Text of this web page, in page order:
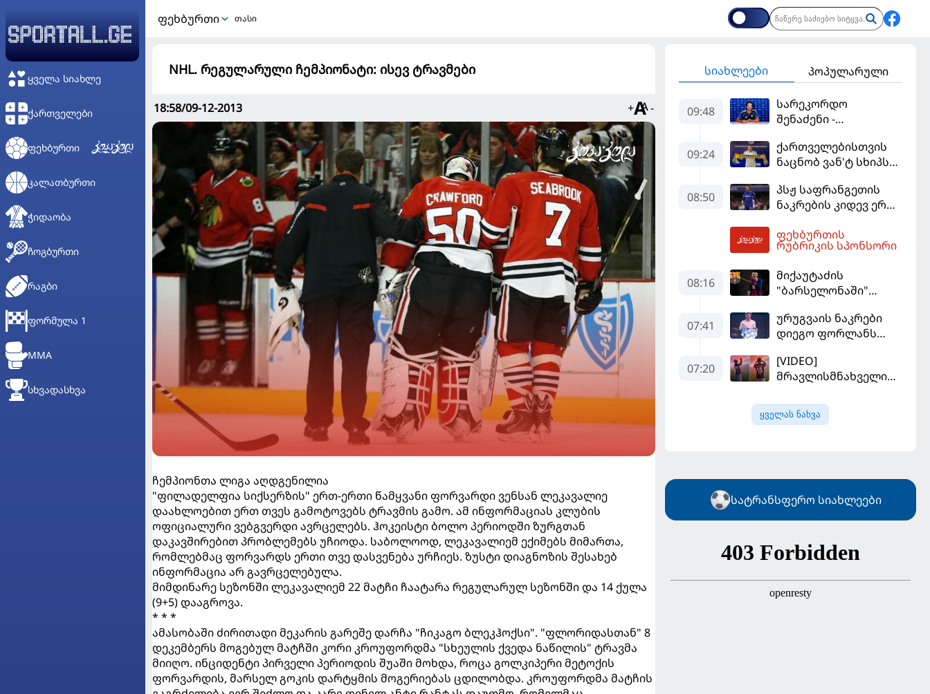
ᲧᲕᲔᲚᲐ ᲡᲘᲐᲮᲚᲔ
ᲥᲐᲠᲗᲕᲔᲚᲔᲑᲘ
ᲤᲔᲮᲑᲣᲠᲗᲘ
ᲙᲐᲚᲐᲗᲑᲣᲠᲗᲘ
ᲭᲘᲓᲐᲝᲑᲐ
ᲩᲝᲒᲑᲣᲠᲗᲘ
ᲠᲐᲒᲑᲘ
ᲤᲝᲠᲛᲣᲚᲐ 1
MMA
ᲡᲮᲕᲐᲓᲐᲡᲮᲕᲐ
ᲤᲔᲮᲑᲣᲠᲗᲘ თასი
NHL. რეგულარული ჩემპიონატი: ისევ ტრავმები
18:58/09-12-2013 + -
ჩემპიონთა ლიგა აღდგენილია
"ფილადელფია სიქსერზის" ერთ-ერთი წამყვანი ფორვარდი ვენსან ლეკავალიე
დაახლოებით ერთ თვეს გამოტოვებს ტრავმის გამო. ამ ინფორმაციას კლუბის
ოფიციალური ვებგვერდი ავრცელებს. ჰოკეისტი ბოლო პერიოდში ზურგთან
დაკავშირებით პრობლემებს უჩიოდა. საბოლოოდ, ლეკავალიემ ექიმებს მიმართა,
რომლებმაც ფორვარდს ერთი თვე დასვენება ურჩიეს. ზუსტი დიაგნოზის შესახებ
ინფორმაცია არ გავრცელებულა.
მიმდინარე სეზონში ლეკავალიემ 22 მატჩი ჩაატარა რეგულარულ სეზონში და 14 ქულა
(9+5) დააგროვა.
* * *
ამასობაში ძირითადი მეკარის გარეშე დარჩა "ჩიკაგო ბლეკჰოქსი". "ფლორიდასთან" 8
დეკემბერს მოგებულ მატჩში კორი კროუფორდმა "სხეულის ქვედა ნაწილის" ტრავმა
მიიღო. ინციდენტი პირველი პერიოდის შუაში მოხდა, როცა გოლკიპერი მეტოქის
ფორვარდის, მარსელ გოკის დარტყმის მოგერიებას ცდილობდა. კროუფორდმა მატჩის
სიახლეები პოპულარული
09:48
სარეკორდო
შენაძენი -
ლიგის მორიგ გუნდში
გადავიდა
09:24
ქართველებისთვის
ნაცნობ ვან'ტ სხიპს
ჩააბარეს
08:50
პსჟ საფრანგეთის
ნაკრების კიდევ ერთი
დამატებას გეგმავს
ფეხბურთის
რუბრიკის სპონსორი
08:16
მიქაუტაძის
"ბარსელონაში"
უფრო რეალური
ხდება - რაზე ესაუბრა
კატალონიელთა
მთავარ მწვრთნელს
07:41
ურუგვაის ნაკრები
დიეგო ფორლანს
07:20
[VIDEO]
მრავლისმნახველი
ჩააგდეს - რა
ხდებოდა ტრაბზონში
ყველას ნახვა
სატრანსფერო სიახლეები